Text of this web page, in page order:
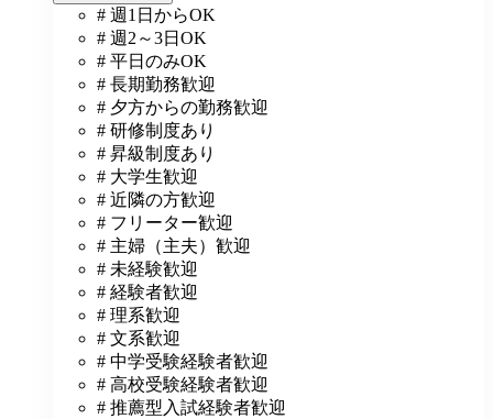
# 週1日からOK
# 週2～3日OK
# 平日のみOK
# 長期勤務歓迎
# 夕方からの勤務歓迎
# 研修制度あり
# 昇級制度あり
# 大学生歓迎
# 近隣の方歓迎
# フリーター歓迎
# 主婦（主夫）歓迎
# 未経験歓迎
# 経験者歓迎
# 理系歓迎
# 文系歓迎
# 中学受験経験者歓迎
# 高校受験経験者歓迎
# 推薦型入試経験者歓迎